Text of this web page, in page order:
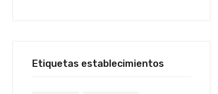
Etiquetas establecimientos